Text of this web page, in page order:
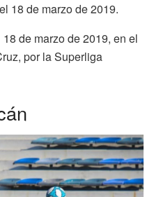
18 de marzo de 2019.
de marzo de 2019, en el
por la Superliga